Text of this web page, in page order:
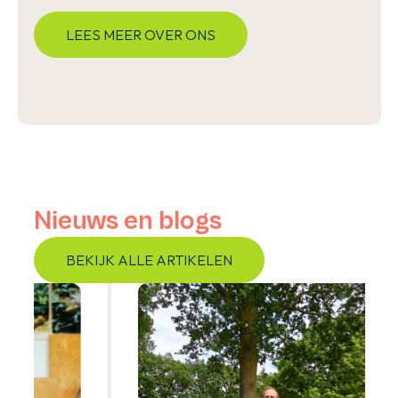
LEES MEER OVER ONS
Nieuws en blogs
BEKIJK ALLE ARTIKELEN